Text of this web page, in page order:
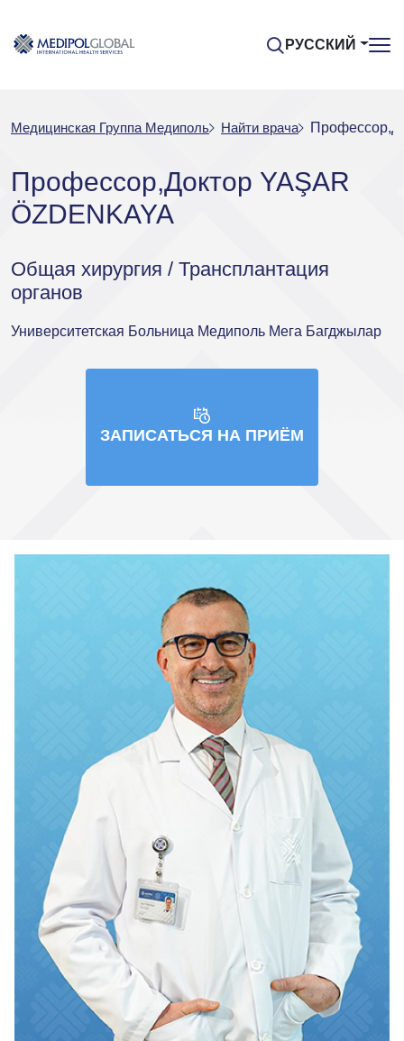
РУССКИЙ
Медицинская Группа Медиполь Найти врача
Профессор,Доктор YAŞAR
ÖZDENKAYA
Общая хирургия / Трансплантация
органов
Университетская Больница Медиполь Мега Багджылар
ЗАПИСАТЬСЯ НА ПРИЁМ